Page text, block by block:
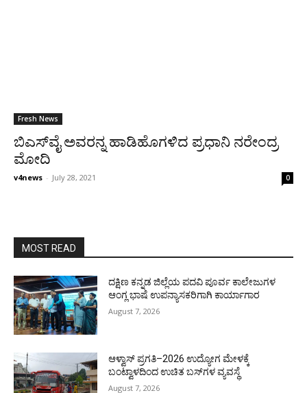
Fresh News
ಬಿಎಸ್‌ವೈ ಅವರನ್ನ ಹಾಡಿಹೊಗಳಿದ ಪ್ರಧಾನಿ ನರೇಂದ್ರ
ಮೋದಿ
v4news - July 28, 2021 0
MOST READ
ದಕ್ಷಿಣ ಕನ್ನಡ ಜಿಲ್ಲೆಯ ಪದವಿ ಪೂರ್ವ ಕಾಲೇಜುಗಳ
ಆಂಗ್ಲ ಭಾಷೆ ಉಪನ್ಯಾಸಕರಿಗಾಗಿ ಕಾರ್ಯಾಗಾರ
August 7, 2026
ಆಳ್ವಾಸ್ ಪ್ರಗತಿ–2026 ಉದ್ಯೋಗ ಮೇಳಕ್ಕೆ
ಬಂಟ್ವಾಳದಿಂದ ಉಚಿತ ಬಸ್‌ಗಳ ವ್ಯವಸ್ಥೆ
August 7, 2026